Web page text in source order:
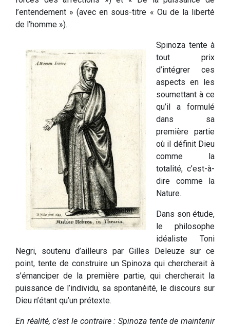
l’entendement » (avec en sous-titre « Ou de la liberté
de l’homme »).
Spinoza tente à
tout prix
d’intégrer ces
aspects en les
soumettant à ce
qu’il a formulé
dans sa
première partie
où il définit Dieu
comme la
totalité, c’est-à-
dire comme la
Nature.
Dans son étude,
le philosophe
idéaliste Toni
Negri, soutenu d’ailleurs par Gilles Deleuze sur ce
point, tente de construire un Spinoza qui chercherait à
s’émanciper de la première partie, qui chercherait la
puissance de l’individu, sa spontanéité, le discours sur
Dieu n’étant qu’un prétexte.
En réalité, c’est le contraire : Spinoza tente de maintenir